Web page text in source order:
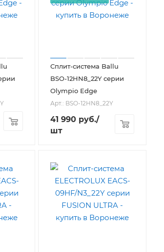
Сплит-система Ballu
BSO-12HN8_22Y серии
Olympio Edge
Арт.: BSO-12HN8_22Y
41 990 руб./
шт